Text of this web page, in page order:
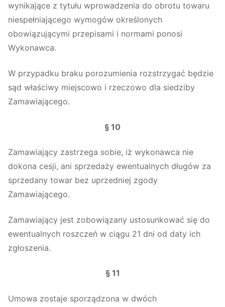
wynikające z tytułu wprowadzenia do obrotu towaru
niespełniającego wymogów określonych
obowiązującymi przepisami i normami ponosi
Wykonawca.
W przypadku braku porozumienia rozstrzygać będzie
sąd właściwy miejscowo i rzeczowo dla siedziby
Zamawiającego.
§ 10
Zamawiający zastrzega sobie, iż wykonawca nie
dokona cesji, ani sprzedaży ewentualnych długów za
sprzedany towar bez uprzedniej zgody
Zamawiającego.
Zamawiający jest zobowiązany ustosunkować się do
ewentualnych roszczeń w ciągu 21 dni od daty ich
zgłoszenia.
§ 11
Umowa zostaje sporządzona w dwóch